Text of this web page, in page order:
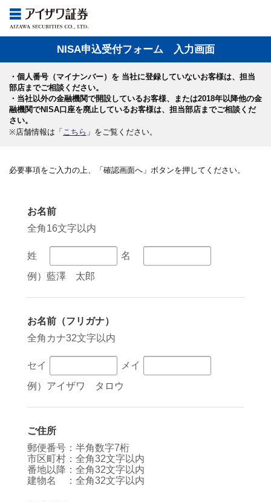
NISA申込受付フォーム 入力画面
・個人番号（マイナンバー）を 当社に登録していないお客様は、担当
部店までご相談ください。
・当社以外の金融機関で開設しているお客様、または2018年以降他の金
融機関でNISA口座を廃止しているお客様は、担当部店までご相談くだ
さい。
※店舗情報は「 こちら 」をご覧ください。
必要事項をご入力の上、「確認画面へ」ボタンを押してください。
お名前
全角16文字以内
姓
名
例）藍澤 太郎
お名前（フリガナ）
全角カナ32文字以内
セイ
メイ
例）アイザワ タロウ
ご住所
郵便番号：半角数字7桁
市区町村：全角32文字以内
番地以降：全角32文字以内
建物名 ：全角32文字以内